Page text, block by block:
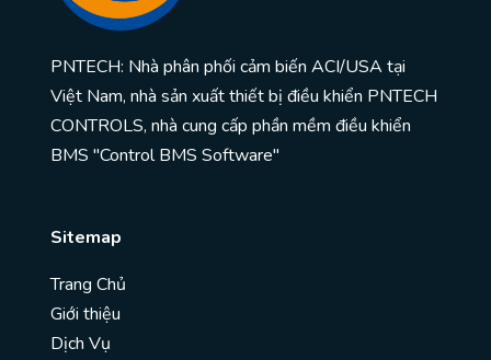
PNTECH: Nhà phân phối cảm biến ACI/USA tại
Việt Nam, nhà sản xuất thiết bị điều khiển PNTECH
CONTROLS, nhà cung cấp phần mềm điều khiển
BMS "Control BMS Software"
Sitemap
Trang Chủ
Giới thiệu
Dịch Vụ